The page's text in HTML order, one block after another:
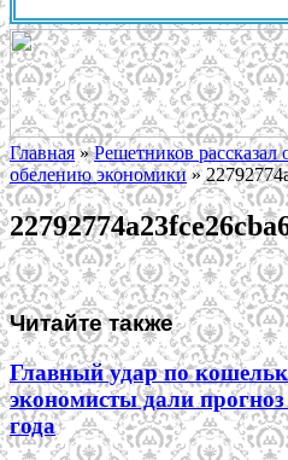
Главная»Решетников рассказал
обелению экономики»
Читайте также
Главный удар по
экономисты дали
года